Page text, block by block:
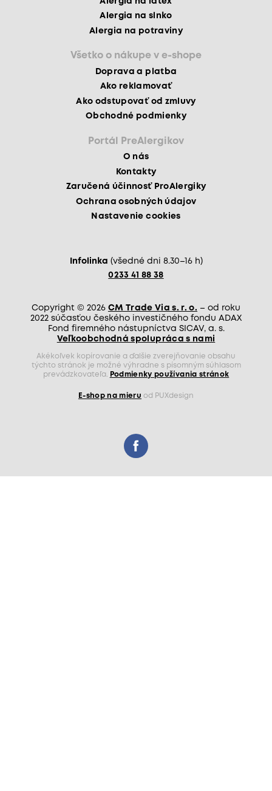
Alergia na slnko
Alergia na potraviny
Všetko o nákupe v e-shope
Doprava a platba
Ako reklamovať
Ako odstupovať od zmluvy
Obchodné podmienky
Portál PreAlergikov
O nás
Kontakty
Zaručená účinnosť ProAlergiky
Ochrana osobných údajov
Nastavenie cookies
Infolinka (všedné dni 8.30–16 h)
0233 41 88 38
Copyright © 2026 CM Trade Via s. r. o. – od roku
2022 súčasťou českého investičného fondu ADAX
Fond firemného nástupníctva SICAV, a. s.
Veľkoobchodná spolupráca s nami
Akékoľvek kopírovanie a ďalšie zverejňovanie obsahu
týchto stránok je možné výhradne s písomným súhlasom
prevádzkovateľa.
Podmienky používania stránok
E-shop na mieru od PUXdesign